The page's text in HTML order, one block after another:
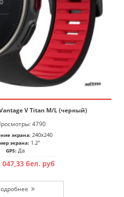
V Titan M/L (черный)
4790
экрана: 240x240
экрана: 1.2"
GPS: Да
047,33 бел. руб